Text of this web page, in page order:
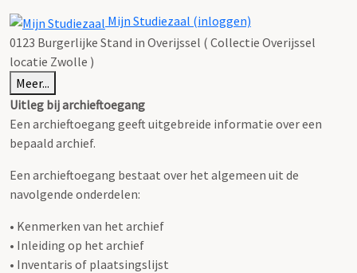
Mijn Studiezaal (inloggen)
0123 Burgerlijke Stand in Overijssel ( Collectie Overijssel
locatie Zwolle )
Meer...
Uitleg bij archieftoegang
Een archieftoegang geeft uitgebreide informatie over een
bepaald archief.
Een archieftoegang bestaat over het algemeen uit de
navolgende onderdelen:
• Kenmerken van het archief
• Inleiding op het archief
• Inventaris of plaatsingslijst